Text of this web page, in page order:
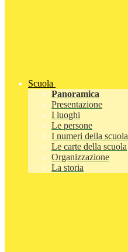
Scuola
Panoramica
Presentazione
I luoghi
Le persone
I numeri della scuola
Le carte della scuola
Organizzazione
La storia